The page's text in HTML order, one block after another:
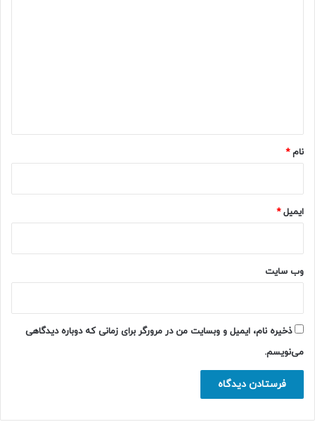
نام*
ایمیل*
وب‌ سایت
ذخیره نام، ایمیل و وبسایت من در مرورگر برای زمانی که دوباره دیدگاهی
می‌نویسم.